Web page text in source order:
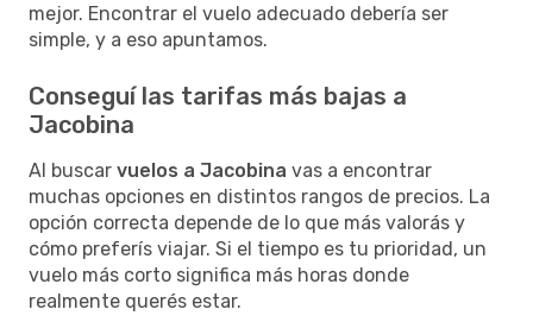
mejor. Encontrar el vuelo adecuado debería ser
simple, y a eso apuntamos.
Conseguí las tarifas más bajas a
Jacobina
Al buscar vuelos a Jacobina vas a encontrar
muchas opciones en distintos rangos de precios. La
opción correcta depende de lo que más valorás y
cómo preferís viajar. Si el tiempo es tu prioridad, un
vuelo más corto significa más horas donde
realmente querés estar.